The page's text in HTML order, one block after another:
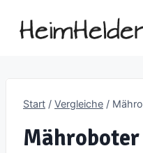
Inhalt
Start / Vergleiche /
Mähroboter